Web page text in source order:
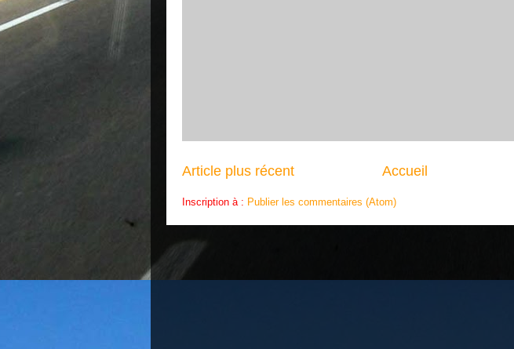
Article plus récent Accueil
Inscription à : Publier les commentaires (Atom)